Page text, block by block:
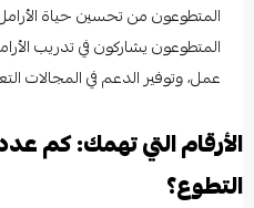
المتطوعون من تحسين حياة
المتطوعون يشاركون في تدريب
عمل، وتوفير الدعم في المجالات
الأرقام التي تهمك: كم
التطوع؟